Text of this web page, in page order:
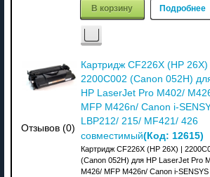
В корзину Подробнее
Отзывов (0)
Картридж CF226X (HP 26X)
2200C002 (Canon 052H)
HP LaserJet Pro M402/
MFP M426n/ Canon i-
LBP212/ 215/ MF421/ 426
совместимый(Код: 12615)
Картридж CF226X (HP 26X) |
(Canon 052H) для HP LaserJet Pro
M426/ MFP M426n/ Canon i-SENSYS